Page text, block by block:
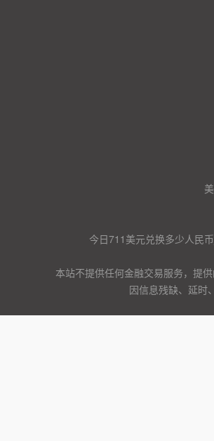
今日711美元兑换多少人民
本站不提供任何金融交易服务，提
因信息残缺、延时